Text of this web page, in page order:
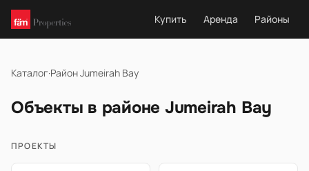
Купить Аренда Районы
Каталог·Район Jumeirah Bay
Объекты в районе Jumeirah Bay
ПРОЕКТЫ